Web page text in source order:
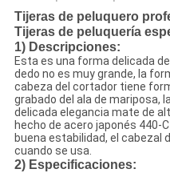
Tijeras de peluquero
Tijeras de peluquería
1) Descripciones:
Esta es una forma delicada
dedo no es muy grande, la
cabeza del cortador tiene
grabado del ala de mariposa,
delicada elegancia mate de
hecho de acero japonés 440-
buena estabilidad, el cabezal
cuando se usa.
2) Especificaciones: